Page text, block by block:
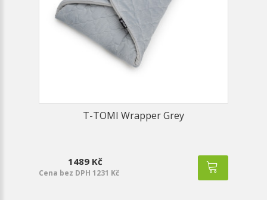
T-TOMI Wrapper Grey
1489 Kč
Cena bez DPH 1231 Kč